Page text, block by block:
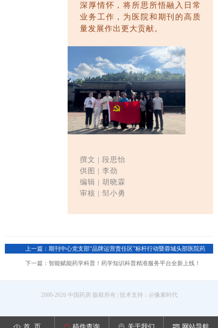
深厚情怀，将所思所悟融入日常
业务工作，为医院和期刊的高质
量发展作出更大贡献。
撰文 | 段思怡
供图 | 李劲
编辑 | 胡晓霖
审核 | 邹小勇
上一篇：期刊中心党支部“品牌运营责任区”标杆行动暨蓉城头部医院药
下一篇：智能赋能药学科普！药学知识科普精准服务平台全新上线！
2000-2026 中国药房 版权所有 | 技术支持： @像素时代